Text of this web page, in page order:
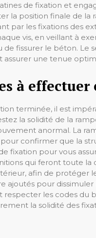
de fixation et
la position finale de la
par les fixations des
vis, en veillant à
de fissurer le béton.
assurer une tenue
à
terminée, il est
la solidité de la
anormal. La
confirmer que la
fixation pour vous
qui feront toute la
afin de protéger
ajoutés pour
respecter les codes du
la solidité des